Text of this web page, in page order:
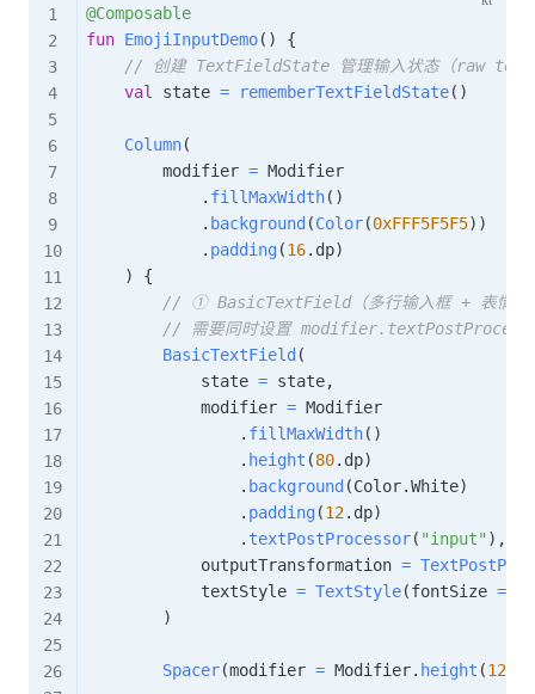
@Composable
fun EmojiInputDemo( )
{
// 创建 TextFieldState 管理输入状态（raw
val
state = rememberTextFieldState( )
Column(
        modifier
= Modifier
. fillMaxWidth( )
. background (Color(0xFFF5F5F5) )
. padding (16. dp)
)
{
// ① BasicTextField（多行输入框 + 表情预
// 需要同时设置
BasicTextField (
            state
= state,
            modifier
= Modifier
. fillMaxWidth( )
. height (80. dp)
. background (Color.White)
. padding (12. dp)
. textPostProcessor( "input" ) ,
            outputTransformation
=
            textStyle
= TextStyle(fontSize =
)
Spacer(modifier = Modifier. height (12